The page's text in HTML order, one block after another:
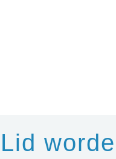
Lid